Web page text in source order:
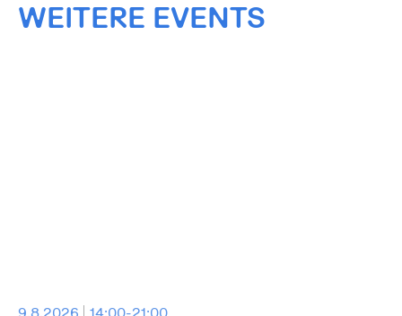
WEITERE EVENTS
9.8.2026 14:00-21:00